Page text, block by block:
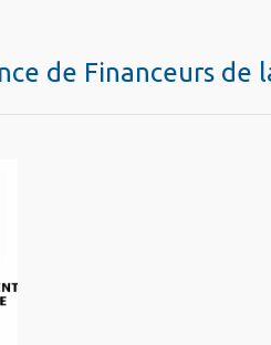
de Financeurs de